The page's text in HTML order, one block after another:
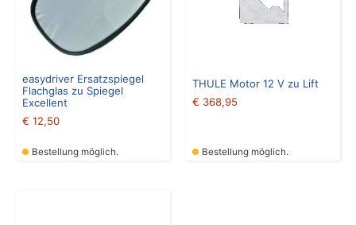
easydriver Ersatzspiegel
Flachglas zu Spiegel
Excellent
€ 12,50
Bestellung möglich.
THULE Motor 12 V zu Lift
€ 368,95
Bestellung möglich.